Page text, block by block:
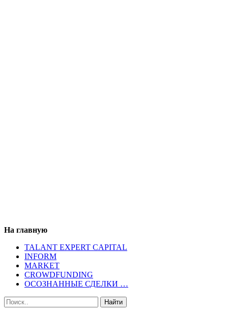
На главную
TALANT EXPERT CAPITAL
INFORM
MARKET
CROWDFUNDING
ОСОЗНАННЫЕ СДЕЛКИ …